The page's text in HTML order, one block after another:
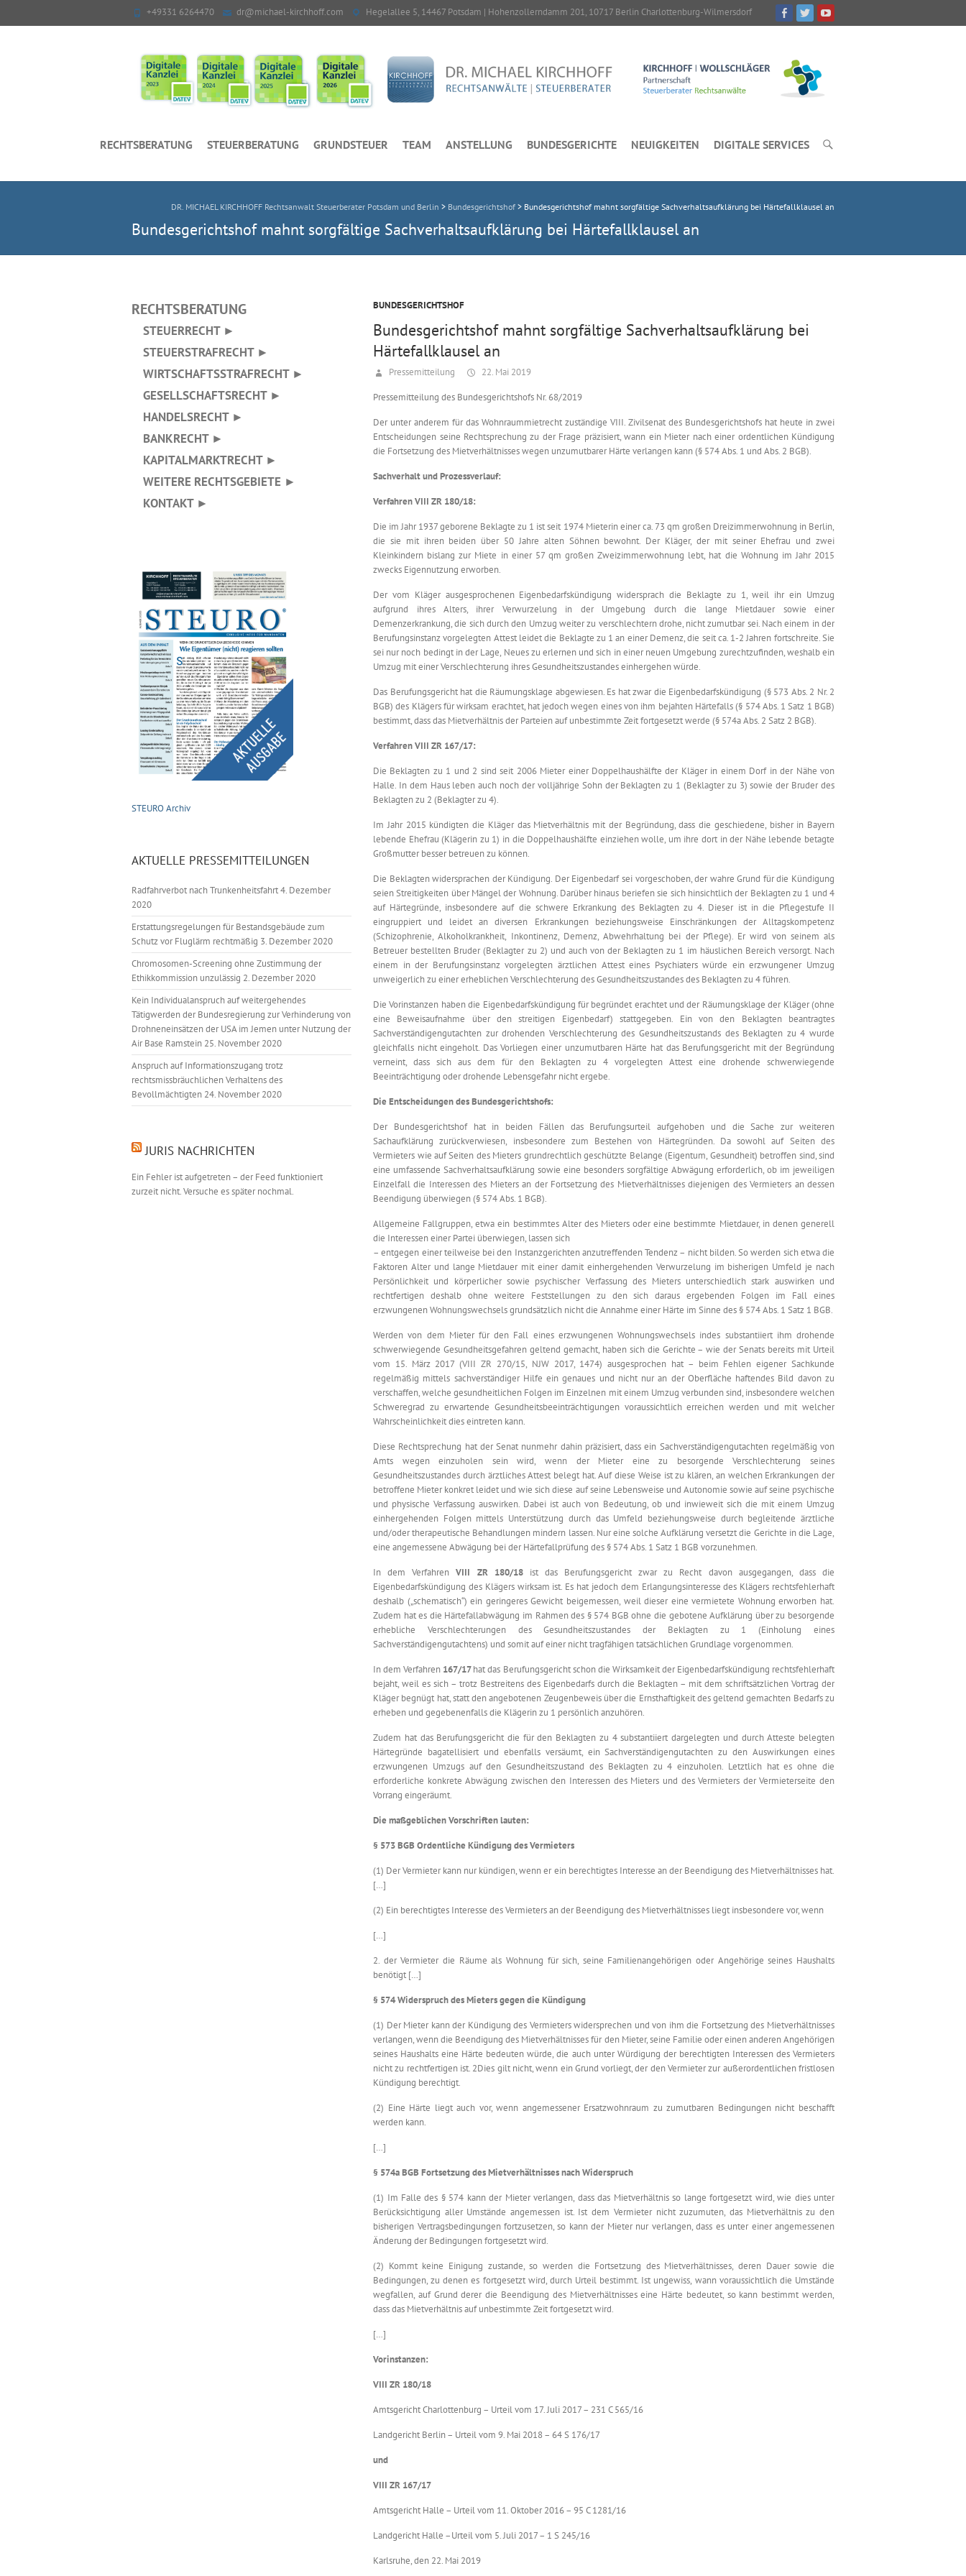
+49331 6264470 dr@michael-kirchhoff.com Hegelallee 5, 14467 Potsdam | Hohenzollerndamm 201, 10717 Berlin Charlottenburg-Wilmersdorf
RECHTSBERATUNG STEUERBERATUNG GRUNDSTEUER TEAM ANSTELLUNG BUNDESGERICHTE NEUIGKEITEN DIGITALE SERVICES
DR. MICHAEL KIRCHHOFF Rechtsanwalt Steuerberater Potsdam und Berlin > Bundesgerichtshof > Bundesgerichtshof mahnt sorgfältige Sachverhaltsaufklärung bei Härtefallklausel an
Bundesgerichtshof mahnt sorgfältige Sachverhaltsaufklärung bei Härtefallklausel an
BUNDESGERICHTSHOF
Bundesgerichtshof mahnt sorgfältige Sachverhaltsaufklärung bei
Härtefallklausel an
Pressemitteilung 22. Mai 2019
Pressemitteilung des Bundesgerichtshofs Nr. 68/2019
Der unter anderem für das Wohnraummietrecht zuständige VIII. Zivilsenat des Bundesgerichtshofs hat heute in zwei
Entscheidungen seine Rechtsprechung zu der Frage präzisiert, wann ein Mieter nach einer ordentlichen Kündigung
die Fortsetzung des Mietverhältnisses wegen unzumutbarer Härte verlangen kann (§ 574 Abs. 1 und Abs. 2 BGB).
Sachverhalt und Prozessverlauf:
Verfahren VIII ZR 180/18:
Die im Jahr 1937 geborene Beklagte zu 1 ist seit 1974 Mieterin einer ca. 73 qm großen Dreizimmerwohnung in Berlin,
die sie mit ihren beiden über 50 Jahre alten Söhnen bewohnt. Der Kläger, der mit seiner Ehefrau und zwei
Kleinkindern bislang zur Miete in einer 57 qm großen Zweizimmerwohnung lebt, hat die Wohnung im Jahr 2015
zwecks Eigennutzung erworben.
Der vom Kläger ausgesprochenen Eigenbedarfskündigung widersprach die Beklagte zu 1, weil ihr ein Umzug
aufgrund ihres Alters, ihrer Verwurzelung in der Umgebung durch die lange Mietdauer sowie einer
Demenzerkrankung, die sich durch den Umzug weiter zu verschlechtern drohe, nicht zumutbar sei. Nach einem in der
Berufungsinstanz vorgelegten Attest leidet die Beklagte zu 1 an einer Demenz, die seit ca. 1-2 Jahren fortschreite. Sie
sei nur noch bedingt in der Lage, Neues zu erlernen und sich in einer neuen Umgebung zurechtzufinden, weshalb ein
Umzug mit einer Verschlechterung ihres Gesundheitszustandes einhergehen würde.
Das Berufungsgericht hat die Räumungsklage abgewiesen. Es hat zwar die Eigenbedarfskündigung (§ 573 Abs. 2 Nr. 2
BGB) des Klägers für wirksam erachtet, hat jedoch wegen eines von ihm bejahten Härtefalls (§ 574 Abs. 1 Satz 1 BGB)
bestimmt, dass das Mietverhältnis der Parteien auf unbestimmte Zeit fortgesetzt werde (§ 574a Abs. 2 Satz 2 BGB).
Verfahren VIII ZR 167/17:
Die Beklagten zu 1 und 2 sind seit 2006 Mieter einer Doppelhaushälfte der Kläger in einem Dorf in der Nähe von
Halle. In dem Haus leben auch noch der volljährige Sohn der Beklagten zu 1 (Beklagter zu 3) sowie der Bruder des
Beklagten zu 2 (Beklagter zu 4).
Im Jahr 2015 kündigten die Kläger das Mietverhältnis mit der Begründung, dass die geschiedene, bisher in Bayern
lebende Ehefrau (Klägerin zu 1) in die Doppelhaushälfte einziehen wolle, um ihre dort in der Nähe lebende betagte
Großmutter besser betreuen zu können.
Die Beklagten widersprachen der Kündigung. Der Eigenbedarf sei vorgeschoben, der wahre Grund für die Kündigung
seien Streitigkeiten über Mängel der Wohnung. Darüber hinaus beriefen sie sich hinsichtlich der Beklagten zu 1 und 4
auf Härtegründe, insbesondere auf die schwere Erkrankung des Beklagten zu 4. Dieser ist in die Pflegestufe II
eingruppiert und leidet an diversen Erkrankungen beziehungsweise Einschränkungen der Alltagskompetenz
(Schizophrenie, Alkoholkrankheit, Inkontinenz, Demenz, Abwehrhaltung bei der Pflege). Er wird von seinem als
Betreuer bestellten Bruder (Beklagter zu 2) und auch von der Beklagten zu 1 im häuslichen Bereich versorgt. Nach
einem in der Berufungsinstanz vorgelegten ärztlichen Attest eines Psychiaters würde ein erzwungener Umzug
unweigerlich zu einer erheblichen Verschlechterung des Gesundheitszustandes des Beklagten zu 4 führen.
Die Vorinstanzen haben die Eigenbedarfskündigung für begründet erachtet und der Räumungsklage der Kläger (ohne
eine Beweisaufnahme über den streitigen Eigenbedarf) stattgegeben. Ein von den Beklagten beantragtes
Sachverständigengutachten zur drohenden Verschlechterung des Gesundheitszustands des Beklagten zu 4 wurde
gleichfalls nicht eingeholt. Das Vorliegen einer unzumutbaren Härte hat das Berufungsgericht mit der Begründung
verneint, dass sich aus dem für den Beklagten zu 4 vorgelegten Attest eine drohende schwerwiegende
Beeinträchtigung oder drohende Lebensgefahr nicht ergebe.
Die Entscheidungen des Bundesgerichtshofs:
Der Bundesgerichtshof hat in beiden Fällen das Berufungsurteil aufgehoben und die Sache zur weiteren
Sachaufklärung zurückverwiesen, insbesondere zum Bestehen von Härtegründen. Da sowohl auf Seiten des
Vermieters wie auf Seiten des Mieters grundrechtlich geschützte Belange (Eigentum, Gesundheit) betroffen sind, sind
eine umfassende Sachverhaltsaufklärung sowie eine besonders sorgfältige Abwägung erforderlich, ob im jeweiligen
Einzelfall die Interessen des Mieters an der Fortsetzung des Mietverhältnisses diejenigen des Vermieters an dessen
Beendigung überwiegen (§ 574 Abs. 1 BGB).
Allgemeine Fallgruppen, etwa ein bestimmtes Alter des Mieters oder eine bestimmte Mietdauer, in denen generell
die Interessen einer Partei überwiegen, lassen sich
– entgegen einer teilweise bei den Instanzgerichten anzutreffenden Tendenz – nicht bilden. So werden sich etwa die
Faktoren Alter und lange Mietdauer mit einer damit einhergehenden Verwurzelung im bisherigen Umfeld je nach
Persönlichkeit und körperlicher sowie psychischer Verfassung des Mieters unterschiedlich stark auswirken und
rechtfertigen deshalb ohne weitere Feststellungen zu den sich daraus ergebenden Folgen im Fall eines
erzwungenen Wohnungswechsels grundsätzlich nicht die Annahme einer Härte im Sinne des § 574 Abs. 1 Satz 1 BGB.
Werden von dem Mieter für den Fall eines erzwungenen Wohnungswechsels indes substantiiert ihm drohende
schwerwiegende Gesundheitsgefahren geltend gemacht, haben sich die Gerichte – wie der Senats bereits mit Urteil
vom 15. März 2017 (VIII ZR 270/15, NJW 2017, 1474) ausgesprochen hat – beim Fehlen eigener Sachkunde
regelmäßig mittels sachverständiger Hilfe ein genaues und nicht nur an der Oberfläche haftendes Bild davon zu
verschaffen, welche gesundheitlichen Folgen im Einzelnen mit einem Umzug verbunden sind, insbesondere welchen
Schweregrad zu erwartende Gesundheitsbeeinträchtigungen voraussichtlich erreichen werden und mit welcher
Wahrscheinlichkeit dies eintreten kann.
Diese Rechtsprechung hat der Senat nunmehr dahin präzisiert, dass ein Sachverständigengutachten regelmäßig von
Amts wegen einzuholen sein wird, wenn der Mieter eine zu besorgende Verschlechterung seines
Gesundheitszustandes durch ärztliches Attest belegt hat. Auf diese Weise ist zu klären, an welchen Erkrankungen der
betroffene Mieter konkret leidet und wie sich diese auf seine Lebensweise und Autonomie sowie auf seine psychische
und physische Verfassung auswirken. Dabei ist auch von Bedeutung, ob und inwieweit sich die mit einem Umzug
einhergehenden Folgen mittels Unterstützung durch das Umfeld beziehungsweise durch begleitende ärztliche
und/oder therapeutische Behandlungen mindern lassen. Nur eine solche Aufklärung versetzt die Gerichte in die Lage,
eine angemessene Abwägung bei der Härtefallprüfung des § 574 Abs. 1 Satz 1 BGB vorzunehmen.
In dem VerfahrenVIII ZR 180/18 ist das Berufungsgericht zwar zu Recht davon ausgegangen, dass die
Eigenbedarfskündigung des Klägers wirksam ist. Es hat jedoch dem Erlangungsinteresse des Klägers rechtsfehlerhaft
deshalb („schematisch“) ein geringeres Gewicht beigemessen, weil dieser eine vermietete Wohnung erworben hat.
Zudem hat es die Härtefallabwägung im Rahmen des § 574 BGB ohne die gebotene Aufklärung über zu besorgende
erhebliche Verschlechterungen des Gesundheitszustandes der Beklagten zu 1 (Einholung eines
Sachverständigengutachtens) und somit auf einer nicht tragfähigen tatsächlichen Grundlage vorgenommen.
In dem Verfahren 167/17hat das Berufungsgericht schon die Wirksamkeit der Eigenbedarfskündigung rechtsfehlerhaft
bejaht, weil es sich – trotz Bestreitens des Eigenbedarfs durch die Beklagten – mit dem schriftsätzlichen Vortrag der
Kläger begnügt hat, statt den angebotenen Zeugenbeweis über die Ernsthaftigkeit des geltend gemachten Bedarfs zu
erheben und gegebenenfalls die Klägerin zu 1 persönlich anzuhören.
Zudem hat das Berufungsgericht die für den Beklagten zu 4 substantiiert dargelegten und durch Atteste belegten
Härtegründe bagatellisiert und ebenfalls versäumt, ein Sachverständigengutachten zu den Auswirkungen eines
erzwungenen Umzugs auf den Gesundheitszustand des Beklagten zu 4 einzuholen. Letztlich hat es ohne die
erforderliche konkrete Abwägung zwischen den Interessen des Mieters und des Vermieters der Vermieterseite den
Vorrang eingeräumt.
Die maßgeblichen Vorschriften lauten:
§ 573 BGB Ordentliche Kündigung des Vermieters
(1) Der Vermieter kann nur kündigen, wenn er ein berechtigtes Interesse an der Beendigung des Mietverhältnisses hat.
[…]
(2) Ein berechtigtes Interesse des Vermieters an der Beendigung des Mietverhältnisses liegt insbesondere vor, wenn
[…]
2. der Vermieter die Räume als Wohnung für sich, seine Familienangehörigen oder Angehörige seines Haushalts
benötigt […]
§ 574 Widerspruch des Mieters gegen die Kündigung
(1) Der Mieter kann der Kündigung des Vermieters widersprechen und von ihm die Fortsetzung des Mietverhältnisses
verlangen, wenn die Beendigung des Mietverhältnisses für den Mieter, seine Familie oder einen anderen Angehörigen
seines Haushalts eine Härte bedeuten würde, die auch unter Würdigung der berechtigten Interessen des Vermieters
nicht zu rechtfertigen ist. 2Dies gilt nicht, wenn ein Grund vorliegt, der den Vermieter zur außerordentlichen fristlosen
Kündigung berechtigt.
(2) Eine Härte liegt auch vor, wenn angemessener Ersatzwohnraum zu zumutbaren Bedingungen nicht beschafft
werden kann.
[…]
§ 574a BGB Fortsetzung des Mietverhältnisses nach Widerspruch
(1) Im Falle des § 574 kann der Mieter verlangen, dass das Mietverhältnis so lange fortgesetzt wird, wie dies unter
Berücksichtigung aller Umstände angemessen ist. Ist dem Vermieter nicht zuzumuten, das Mietverhältnis zu den
bisherigen Vertragsbedingungen fortzusetzen, so kann der Mieter nur verlangen, dass es unter einer angemessenen
Änderung der Bedingungen fortgesetzt wird.
(2) Kommt keine Einigung zustande, so werden die Fortsetzung des Mietverhältnisses, deren Dauer sowie die
Bedingungen, zu denen es fortgesetzt wird, durch Urteil bestimmt. Ist ungewiss, wann voraussichtlich die Umstände
wegfallen, auf Grund derer die Beendigung des Mietverhältnisses eine Härte bedeutet, so kann bestimmt werden,
dass das Mietverhältnis auf unbestimmte Zeit fortgesetzt wird.
[…]
Vorinstanzen:
VIII ZR 180/18
Amtsgericht Charlottenburg – Urteil vom 17. Juli 2017 – 231 C 565/16
Landgericht Berlin – Urteil vom 9. Mai 2018 – 64 S 176/17
und
VIII ZR 167/17
Amtsgericht Halle – Urteil vom 11. Oktober 2016 – 95 C 1281/16
Landgericht Halle –Urteil vom 5. Juli 2017 – 1 S 245/16
Karlsruhe, den 22. Mai 2019
RECHTSBERATUNG
STEUERRECHT ►
STEUERSTRAFRECHT ►
WIRTSCHAFTSSTRAFRECHT ►
GESELLSCHAFTSRECHT ►
HANDELSRECHT ►
BANKRECHT ►
KAPITALMARKTRECHT ►
WEITERE RECHTSGEBIETE ►
KONTAKT ►
STEURO Archiv
AKTUELLE PRESSEMITTEILUNGEN
Radfahrverbot nach Trunkenheitsfahrt4. Dezember
2020
Erstattungsregelungen für Bestandsgebäude zum
Schutz vor Fluglärm rechtmäßig 3. Dezember 2020
Chromosomen-Screening ohne Zustimmung der
Ethikkommission unzulässig 2. Dezember 2020
Kein Individualanspruch auf weitergehendes
Tätigwerden der Bundesregierung zur Verhinderung von
Drohneneinsätzen der USA im Jemen unter Nutzung der
Air Base Ramstein 25. November 2020
Anspruch auf Informationszugang trotz
rechtsmissbräuchlichen Verhaltens des
Bevollmächtigten 24. November 2020
JURIS NACHRICHTEN
Ein Fehler ist aufgetreten – der Feed funktioniert
zurzeit nicht. Versuche es später nochmal.